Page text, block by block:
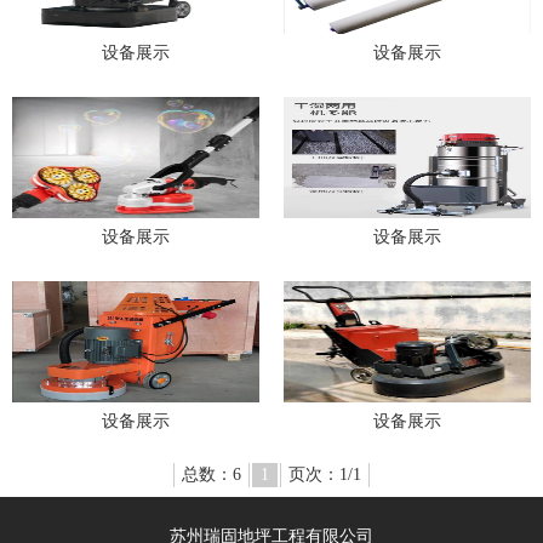
设备展示 设备展示
设备展示 设备展示
设备展示 设备展示
总数：6 1 页次：1/1
苏州瑞固地坪工程有限公司